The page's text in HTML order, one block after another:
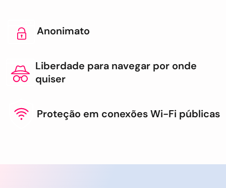
Anonimato
Liberdade para navegar por onde
quiser
Proteção em conexões Wi-Fi públicas